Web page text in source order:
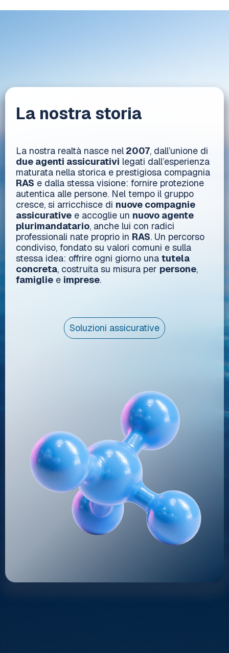
La nostra storia
La nostra realtà nasce nel 2007, dall’unione di
due agenti assicurativi legati dall’esperienza
maturata nella storica e prestigiosa compagnia
RAS e dalla stessa visione: fornire protezione
autentica alle persone. Nel tempo il gruppo
cresce, si arricchisce di nuove compagnie
assicurative e accoglie un nuovo agente
plurimandatario, anche lui con radici
professionali nate proprio in RAS. Un percorso
condiviso, fondato su valori comuni e sulla
stessa idea: offrire ogni giorno una tutela
concreta, costruita su misura per persone,
famiglie e imprese.
Soluzioni assicurative